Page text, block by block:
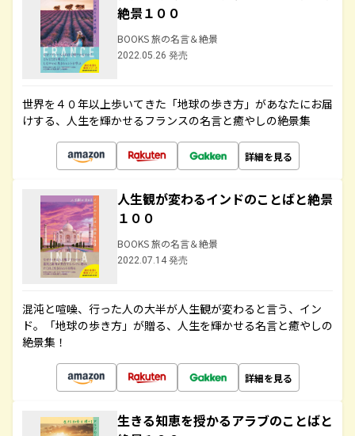
絶景１００
BOOKS 旅の名言＆絶景
2022.05.26 発売
世界を４０年以上歩いてきた「地球の歩き方」があなたにお届
けする、人生を輝かせるフランスの名言と癒やしの絶景集
詳細を見る
人生観が変わるインドのことばと絶景
１００
BOOKS 旅の名言＆絶景
2022.07.14 発売
混沌と喧噪、行った人の大半が人生観が変わると言う、イン
ド。「地球の歩き方」が贈る、人生を輝かせる名言と癒やしの
絶景集！
詳細を見る
生きる知恵を授かるアラブのことばと